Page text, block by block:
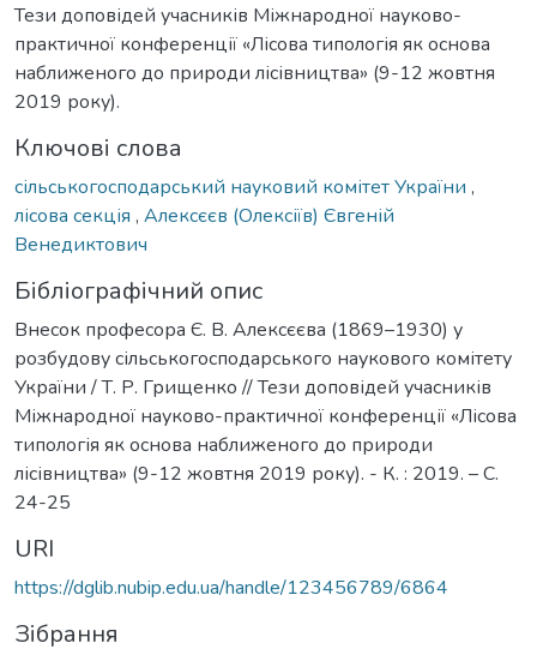
Тези доповідей учасників Міжнародної науково-
практичної конференції «Лісова типологія як основа
наближеного до природи лісівництва» (9-12 жовтня
2019 року).
Ключові слова
сільськогосподарський науковий комітет України ,
лісова секція , Алексєєв (Олексіїв) Євгеній
Венедиктович
Бібліографічний опис
Внесок професора Є. В. Алексєєва (1869–1930) у
розбудову сільськогосподарського наукового комітету
України / Т. Р. Грищенко // Тези доповідей учасників
Міжнародної науково-практичної конференції «Лісова
типологія як основа наближеного до природи
лісівництва» (9-12 жовтня 2019 року). - К. : 2019. – C.
24-25
URI
https://dglib.nubip.edu.ua/handle/123456789/6864
Зібрання